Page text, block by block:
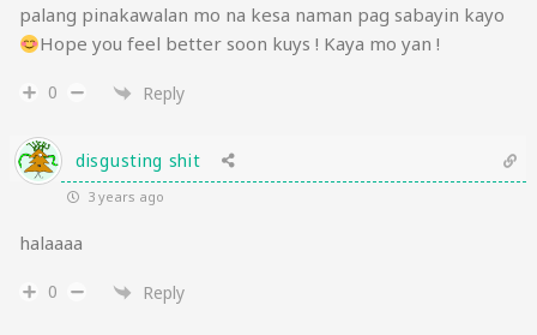
palang pinakawalan mo na kesa naman pag sabayin kayo
Hope you feel better soon kuys ! Kaya mo yan !
0 Reply
disgusting shit
3 years ago
halaaaa
0 Reply